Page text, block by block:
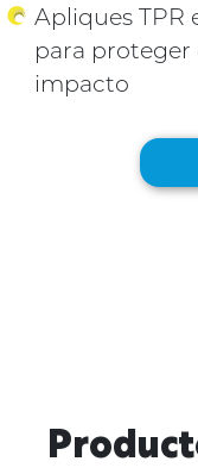
Apliques TPR
para proteger
impacto